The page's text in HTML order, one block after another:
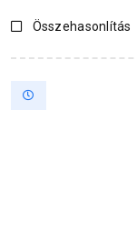
Összehasonlítás